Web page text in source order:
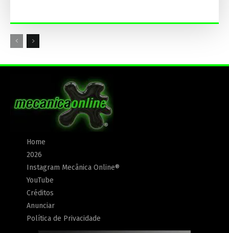
Home
2026
Instagram Mecânica Online®
YouTube
Créditos
Anunciar
Política de Privacidade